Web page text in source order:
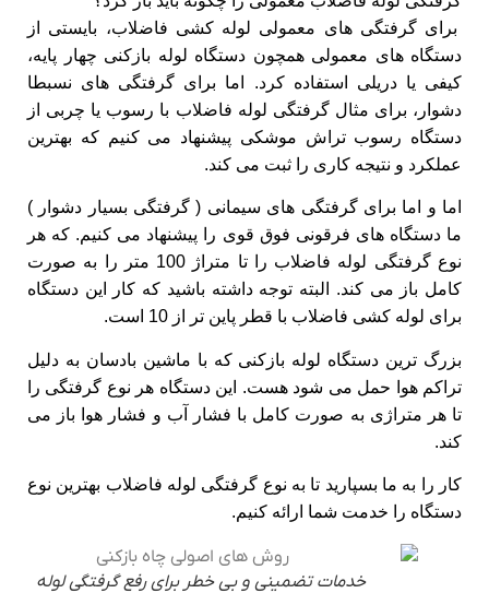
برای گرفتگی های معمولی لوله کشی فاضلاب، بایستی از
دستگاه های معمولی همچون دستگاه لوله بازکنی چهار پایه،
کیفی یا دریلی استفاده کرد. اما برای گرفتگی های نسبطا
دشوار، برای مثال گرفتگی لوله فاضلاب با رسوب یا چربی از
دستگاه رسوب تراش موشکی پیشنهاد می کنیم که بهترین
عملکرد و نتیجه کاری را ثبت می کند.
اما و اما برای گرفتگی های سیمانی ( گرفتگی بسیار دشوار )
ما دستگاه های فرقونی فوق قوی را پیشنهاد می کنیم. که هر
نوع گرفتگی لوله فاضلاب را تا متراژ 100 متر را به صورت
کامل باز می کند. البته توجه داشته باشید که کار این دستگاه
برای لوله کشی فاضلاب با قطر پاین تر از 10 است.
بزرگ ترین دستگاه لوله بازکنی که با ماشین بادسان به دلیل
تراکم هوا حمل می شود هست. این دستگاه هر نوع گرفتگی را
تا هر متراژی به صورت کامل با فشار آب و فشار هوا باز می
کند.
کار را به ما بسپارید تا به نوع گرفتگی لوله فاضلاب بهترین نوع
دستگاه را خدمت شما ارائه کنیم.
خدمات تضمینی و بی خطر برای رفع گرفتگی لوله